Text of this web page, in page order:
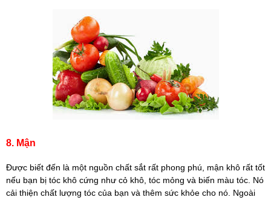
8. Mận
Được biết đến là một nguồn chất sắt rất phong phú, mận khô rất tốt
nếu bạn bị tóc khô cứng như cỏ khô, tóc mỏng và biến màu tóc. Nó
cải thiện chất lượng tóc của bạn và thêm sức khỏe cho nó. Ngoài